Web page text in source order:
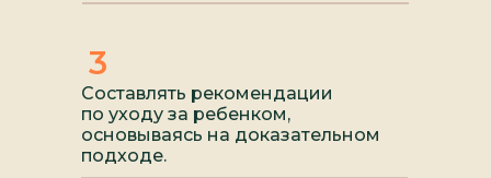
Составлять рекомендации
по уходу за ребенком,
основываясь на доказательном
подходе.
3